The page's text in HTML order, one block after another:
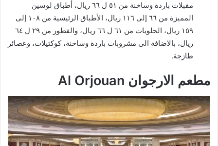
مقبلات باردة وساخنة من ٥١ ل ٦٦ ريال، أطباق لوسين
المميزة من ٦٦ إلى ١١٦ ريال، الأطباق الرئيسية من ١٠٨ إلى
١٥٩ ريال، الحلويات من ٦١ ل ٦٦ ريال، والفطور من ٢٩ ل ٦٤
ريال، بالاضافة الى مشروبات باردة وساخنة، كوكتيلات، وعصائر
طازجة.
مطعم الارجوان Al Orjouan